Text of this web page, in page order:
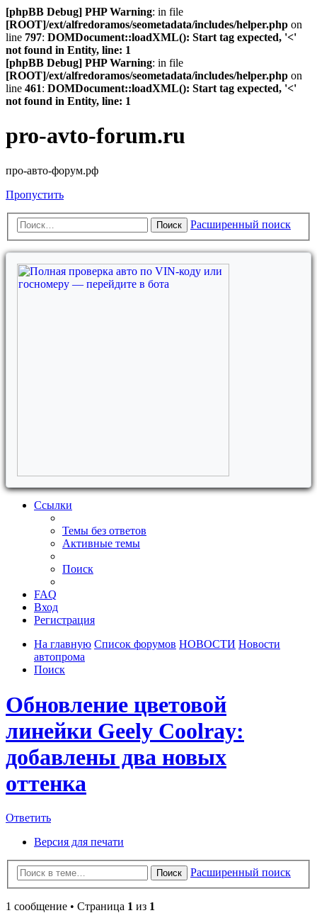
[phpBB Debug] PHP Warning: in file
[ROOT]/ext/alfredoramos/seometadata/includes/helper.php on
line 797: DOMDocument::loadXML(): Start tag expected, '<'
not found in Entity, line: 1
[phpBB Debug] PHP Warning: in file
[ROOT]/ext/alfredoramos/seometadata/includes/helper.php on
line 461: DOMDocument::loadXML(): Start tag expected, '<'
not found in Entity, line: 1
pro-avto-forum.ru
про-авто-форум.рф
Пропустить
Поиск Расширенный поиск
Ссылки
Темы без ответов
Активные темы
Поиск
FAQ
Вход
Регистрация
На главную Список форумов НОВОСТИ Новости
автопрома
Поиск
Обновление цветовой
линейки Geely Coolray:
добавлены два новых
оттенка
Ответить
Версия для печати
Поиск Расширенный поиск
1 сообщение • Страница 1 из 1